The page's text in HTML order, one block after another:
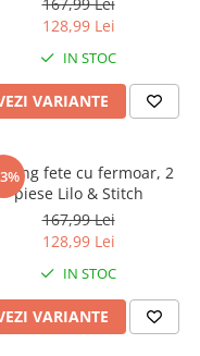
128,99 Lei
IN STOC
VARIANTE
fete cu fermoar, 2
piese Lilo & Stitch
167,99 Lei
128,99 Lei
IN STOC
VARIANTE